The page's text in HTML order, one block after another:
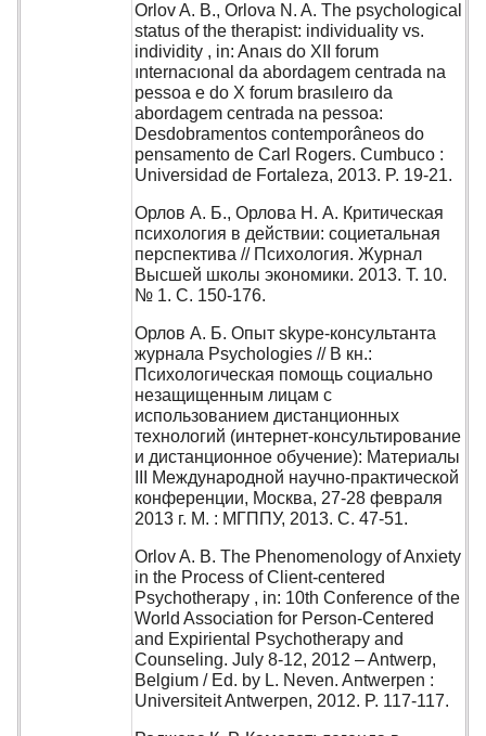
Orlov A. B., Orlova N. A. The psychological
status of the therapist: individuality vs.
individity , in: Anaıs do XII forum
ınternacıonal da abordagem centrada na
pessoa e do X forum brasıleıro da
abordagem centrada na pessoa:
Desdobramentos contemporâneos do
pensamento de Carl Rogers. Cumbuco :
Universidad de Fortaleza, 2013. P. 19-21.
Орлов А. Б., Орлова Н. А. Критическая
психология в действии: социетальная
перспектива // Психология. Журнал
Высшей школы экономики. 2013. Т. 10.
№ 1. С. 150-176.
Орлов А. Б. Опыт skype-консультанта
журнала Psychologies // В кн.:
Психологическая помощь социально
незащищенным лицам с
использованием дистанционных
технологий (интернет-консультирование
и дистанционное обучение): Материалы
III Международной научно-практической
конференции, Москва, 27-28 февраля
2013 г. М. : МГППУ, 2013. С. 47-51.
Orlov A. B. The Phenomenology of Anxiety
in the Process of Client-centered
Psychotherapy , in: 10th Conference of the
World Association for Person-Centered
and Expiriental Psychotherapy and
Counseling. July 8-12, 2012 – Antwerp,
Belgium / Ed. by L. Neven. Antwerpen :
Universiteit Antwerpen, 2012. P. 117-117.